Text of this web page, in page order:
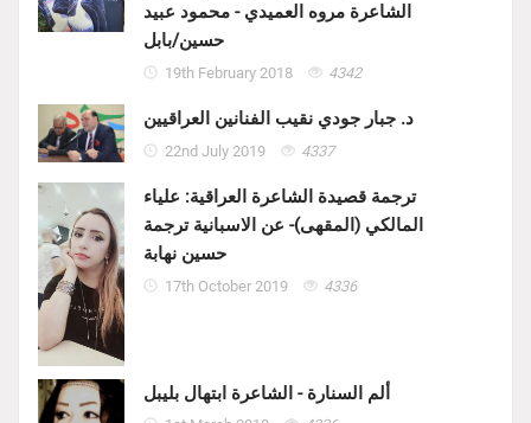
الشاعرة مروه العميدي - محمود عبيد
حسين/بابل
19th February 2018 4342
د. جبار جودي نقيب الفنانين العراقيين
22nd July 2019 4337
ترجمة قصيدة الشاعرة العراقية: علياء
المالكي (المقهى)- عن الاسبانية ترجمة
حسين نهابة
17th October 2019 4336
ألم السنارة - الشاعرة ابتهال بليبل